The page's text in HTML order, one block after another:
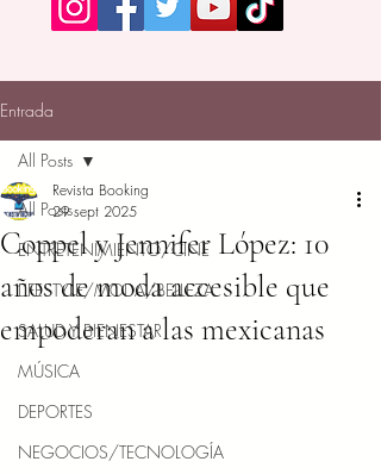
Entrada
All Posts
ENTRETENIMIENTO/CINE
LIFESTYLE/MODA/BELLEZA
SALUD Y BIENESTAR
MÚSICA
DEPORTES
NEGOCIOS/TECNOLOGÍA
All Posts
Coppel y Jennifer López: 10
años de moda accesible que
empoderan a las mexicanas
Revista Booking
29 sept 2025